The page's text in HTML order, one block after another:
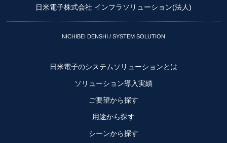
日米電子株式会社 インフラソリューション(法人)
NICHIBEI DENSHI / SYSTEM SOLUTION
日米電子のシステムソリューションとは
ソリューション導入実績
ご要望から探す
用途から探す
シーンから探す